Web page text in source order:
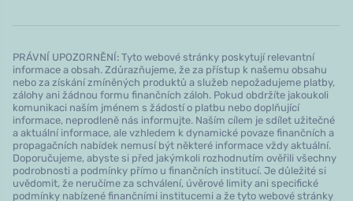
PRÁVNÍ UPOZORNĚNÍ: Tyto webové stránky poskytují relevantní
informace a obsah. Zdůrazňujeme, že za přístup k našemu obsahu
nebo za získání zmíněných produktů a služeb nepožadujeme platby,
zálohy ani žádnou formu finančních záloh. Pokud obdržíte jakoukoli
komunikaci naším jménem s žádostí o platbu nebo doplňující
informace, neprodleně nás informujte. Naším cílem je sdílet užitečné
a aktuální informace, ale vzhledem k dynamické povaze finančních a
propagačních nabídek nemusí být některé informace vždy aktuální.
Doporučujeme, abyste si před jakýmkoli rozhodnutím ověřili všechny
podrobnosti a podmínky přímo u finančních institucí. Je důležité si
uvědomit, že neručíme za schválení, úvěrové limity ani specifické
podmínky nabízené finančními institucemi a že tyto webové stránky